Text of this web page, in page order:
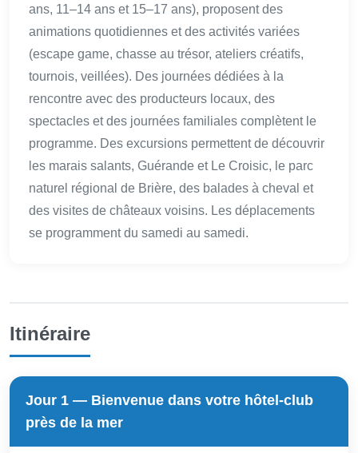
ans, 11–14 ans et 15–17 ans), proposent des
animations quotidiennes et des activités variées
(escape game, chasse au trésor, ateliers créatifs,
tournois, veillées). Des journées dédiées à la
rencontre avec des producteurs locaux, des
spectacles et des journées familiales complètent le
programme. Des excursions permettent de découvrir
les marais salants, Guérande et Le Croisic, le parc
naturel régional de Brière, des balades à cheval et
des visites de châteaux voisins. Les déplacements
se programment du samedi au samedi.
Itinéraire
Jour 1 — Bienvenue dans votre hôtel-club
près de la mer